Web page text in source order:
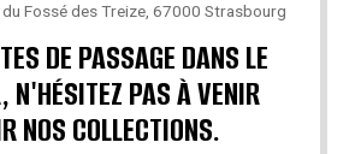
du Fossé des Treize, 67000 Strasbourg
DE PASSAGE DANS LE
N'HÉSITEZ PAS À VENIR
NOS COLLECTIONS.